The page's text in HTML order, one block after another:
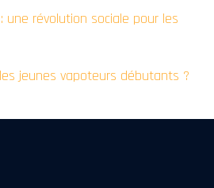
une révolution sociale pour les
jeunes vapoteurs débutants ?